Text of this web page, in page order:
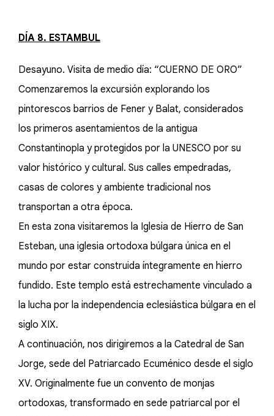
DÍA 8. ESTAMBUL
Desayuno. Visita de medio día: “CUERNO DE ORO”
Comenzaremos la excursión explorando los
pintorescos barrios de Fener y Balat, considerados
los primeros asentamientos de la antigua
Constantinopla y protegidos por la UNESCO por su
valor histórico y cultural. Sus calles empedradas,
casas de colores y ambiente tradicional nos
transportan a otra época.
En esta zona visitaremos la Iglesia de Hierro de San
Esteban, una iglesia ortodoxa búlgara única en el
mundo por estar construida íntegramente en hierro
fundido. Este templo está estrechamente vinculado a
la lucha por la independencia eclesiástica búlgara en el
siglo XIX.
A continuación, nos dirigiremos a la Catedral de San
Jorge, sede del Patriarcado Ecuménico desde el siglo
XV. Originalmente fue un convento de monjas
ortodoxas, transformado en sede patriarcal por el